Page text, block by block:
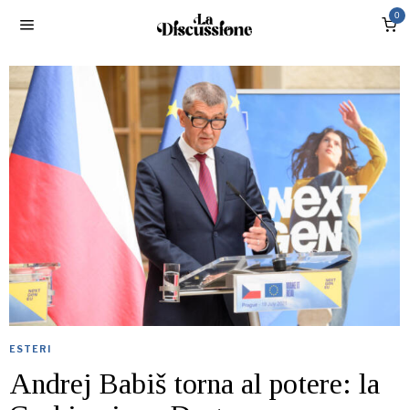
0
ESTERI
Andrej Babiš torna al potere: la